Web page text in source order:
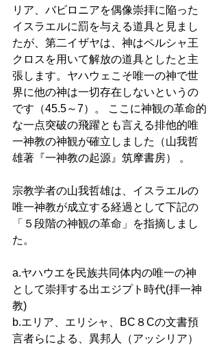
リア、バビロニアを偶像崇拝に陥った
イスラエルに罰を与える道具と見まし
たが、第二イザヤは、神はペルシャ王
クロスを用いて解放の道具としたと主
張します。ヤハウェこそ唯一の神で世
界に他の神は一切存在しないというの
です（45.5～7）。 ここに神観の革命的
な一点突破の飛躍とも言える排他的唯
一神教の神観が確立しました（山我哲
雄著『一神教の起源』筑摩書房） 。
宗教学者の山我哲雄は、イスラエルの
唯一神教が成立する経過として下記の
「５段階の神観の革命」を指摘しまし
た。
a.ヤハウエを民族共同体内の唯一の神
として崇拝する出エジプト時代(拝一神
教)
b.エリア、エリシャ、BC８Cの文書預
言者らによる、異邦人（アッシリア）